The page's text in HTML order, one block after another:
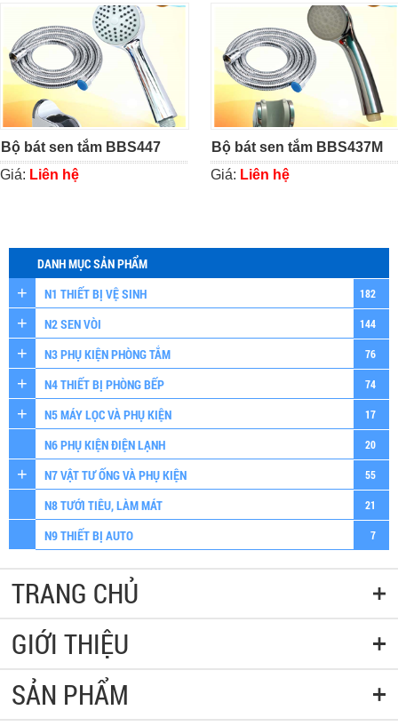
Bộ bát sen tắm BBS447
Giá: Liên hệ
Bộ bát sen tắm BBS437M
Giá: Liên hệ
DANH MỤC SẢN PHẨM
N1 THIẾT BỊ VỆ SINH
182
N2 SEN VÒI 144
N3 PHỤ KIỆN PHÒNG TẮM 76
N4 THIẾT BỊ PHÒNG BẾP 74
N5 MÁY LỌC VÀ PHỤ KIỆN 17
N6 PHỤ KIỆN ĐIỆN LẠNH 20
N7 VẬT TƯ ỐNG VÀ PHỤ KIỆN 55
N8 TƯỚI TIÊU, LÀM MÁT 21
N9 THIẾT BỊ AUTO 7
TRANG CHỦ
GIỚI THIỆU
SẢN PHẨM